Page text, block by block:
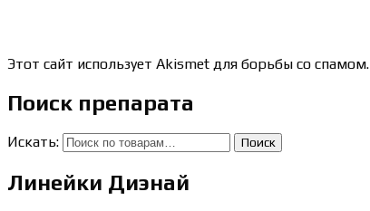
Этот сайт использует Akismet для борьбы со спамом.
Поиск препарата
Искать: Поиск
Линейки Диэнай